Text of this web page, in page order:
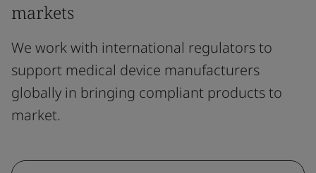
markets
We work with international regulators to
support medical device manufacturers
globally in bringing compliant products to
market.